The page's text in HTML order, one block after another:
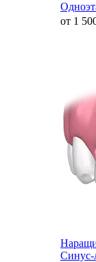
от 1
Синус-